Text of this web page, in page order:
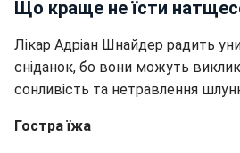
Що краще не їсти
Лікар Адріан Шнайдер радить
сніданок, бо вони можуть
сонливість та нетравлення
Гостра їжа